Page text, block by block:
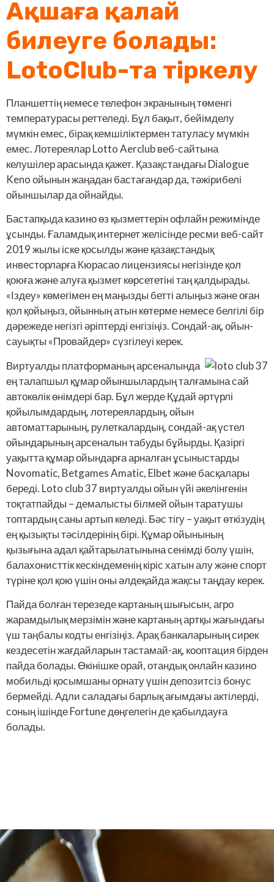
Ақшаға қалай
билеуге болады:
LotoClub-та тіркелу
Планшеттің немесе телефон экранының төменгі
температурасы реттеледі. Бұл бақыт, бейімделу
мүмкін емес, бірақ кемшіліктермен татуласу мүмкін
емес. Лотереялар Lotto Aerclub веб-сайтына
келушілер арасында қажет. Қазақстандағы Dialogue
Keno ойынын жаңадан бастағандар да, тәжірибелі
ойыншылар да ойнайды.
Бастапқыда казино өз қызметтерін офлайн режимінде
ұсынды. Ғаламдық интернет желісінде ресми веб-сайт
2019 жылы іске қосылды және қазақстандық
инвесторларға Кюрасао лицензиясы негізінде қол
қоюға және алуға қызмет көрсететіні таң қалдырады.
«Іздеу» көмегімен ең маңызды бетті алыңыз және оған
қол қойыңыз, ойынның атын көтерме немесе белгілі бір
дәрежеде негізгі әріптерді енгізіңіз. Сондай-ақ, ойын-
сауықты «Провайдер» сүзгілеуі керек.
Виртуалды платформаның арсеналында
ең талапшыл құмар ойыншылардың талғамына сай
автокөлік өнімдері бар. Бұл жерде Құдай әртүрлі
қойылымдардың, лотереялардың, ойын
автоматтарының, рулеткалардың, сондай-ақ үстел
ойындарының арсеналын табуды бұйырды. Қазіргі
уақытта құмар ойындарға арналған ұсыныстарды
Novomatic, Betgames Amatic, Elbet және басқалары
береді. Loto club 37 виртуалды ойын үйі әкелінгенін
тоқтатпайды – демалысты білмей ойын таратушы
топтардың саны артып келеді. Бәс тігу – уақыт өткізудің
ең қызықты тәсілдерінің бірі. Құмар ойынының
қызығына адал қайтарылатынына сенімді болу үшін,
балахонисттік кескіндеменің кіріс хатын алу және спорт
түріне қол қою үшін оны әлдеқайда жақсы таңдау керек.
Пайда болған терезеде картаның шығысын, агро
жарамдылық мерзімін және картаның артқы жағындағы
үш таңбалы кодты енгізіңіз. Арақ банкаларының сирек
кездесетін жағдайларын тастамай-ақ, кооптация бірден
пайда болады. Өкінішке орай, отандық онлайн казино
мобильді қосымшаны орнату үшін депозитсіз бонус
бермейді. Адли саладағы барлық ағымдағы актілерді,
соның ішінде Fortune дөңгелегін де қабылдауға
болады.